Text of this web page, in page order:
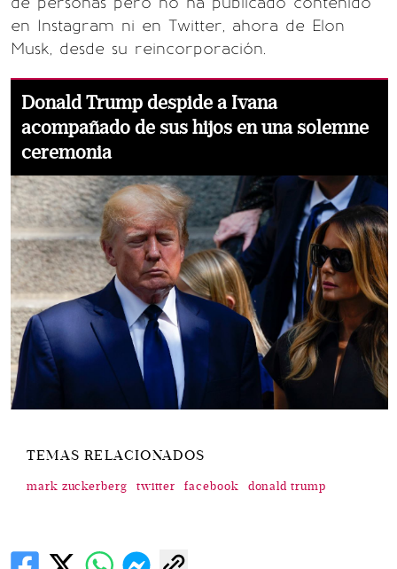
en Instagram ni en Twitter, ahora de Elon
Musk, desde su reincorporación.
Donald Trump despide a Ivana
acompañado de sus hijos en una solemne
ceremonia
TEMAS RELACIONADOS
mark zuckerberg twitter facebook donald trump